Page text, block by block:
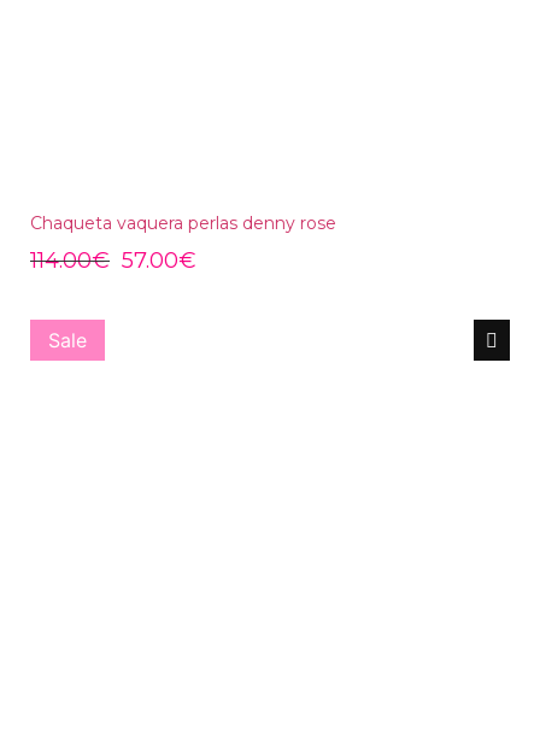
Chaqueta vaquera perlas denny rose
114.00€ 57.00€
Sale